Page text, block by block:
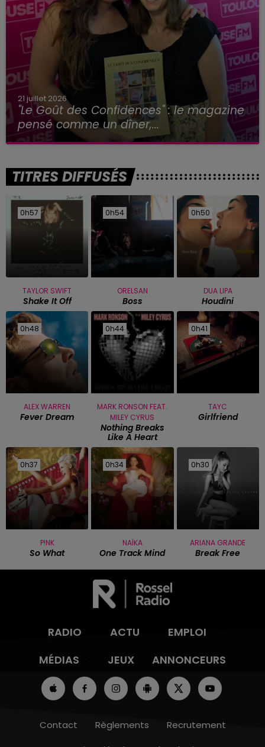
21 juillet 2026
"Le Goût des Confidences" : le magazine
pensé comme un dîner,...
TITRES DIFFUSÉS
0h57
0h57
TAYLOR SWIFT
Shake It Off
0h54
0h54
ORELSAN
Boss
0h50
0h50
DUA LIPA
Houdini
0h48
0h48
ALEX WARREN
Fever Dream
0h44
0h44
MARK RONSON FEAT.
MILEY CYRUS
Nothing Breaks
Like A Heart
0h41
0h41
TAYC
Girlfriend
0h37
0h37
P!NK
So What
0h34
0h34
NAÏKA
One Track Mind
0h30
0h30
ARIANA GRANDE
Break Free
RADIO ACTU
EMPLOI
MÉDIAS
JEUX ANNONCEURS
Contact Règlements
Recrutement